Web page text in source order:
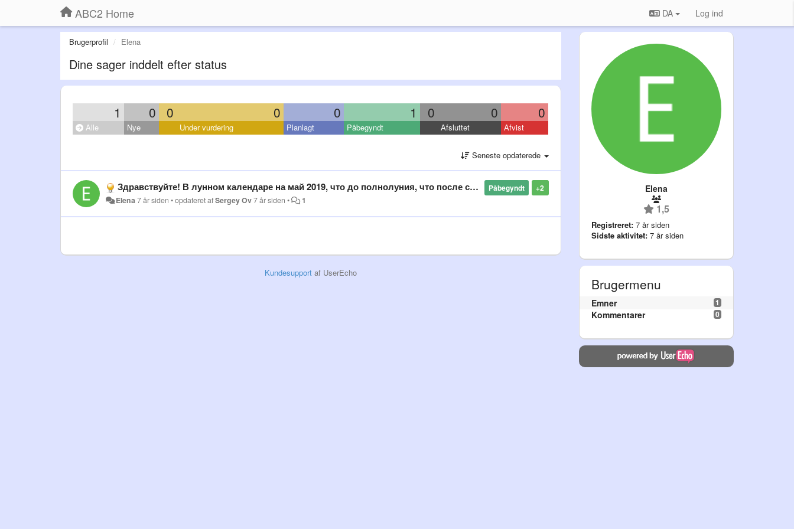
ABC2 Home DA Log ind
Brugerprofil Elena
Dine sager inddelt efter status
1 0 0 0 0 1 0 0 0
Alle Nye Under vurdering Planlagt Påbegyndt Afsluttet Afvist
Seneste opdaterede
+2
Påbegyndt
Здравствуйте! В лунном календаре на май 2019, что до полнолуния, что после стоит убывающая луна.
Elena7 år siden •opdateret afSergey Ov7 år siden • 1
Kundesupportaf UserEcho
Elena
1,5
Registreret: 7 år siden
Sidste aktivitet: 7 år siden
Brugermenu
1
Emner
0
Kommentarer